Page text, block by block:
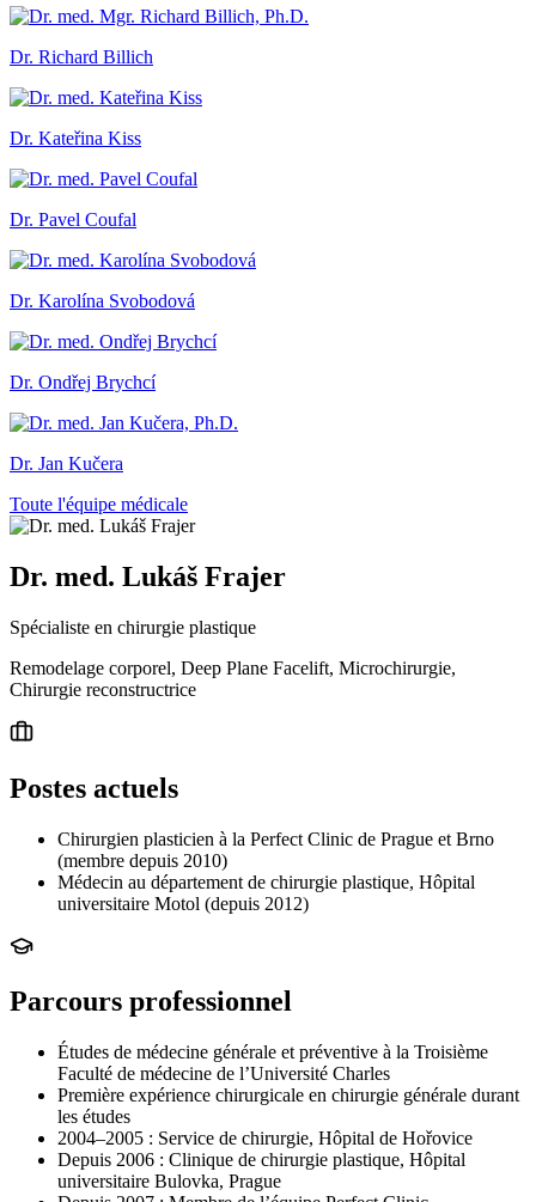
Dr. Richard Billich
Dr. Kateřina Kiss
Dr. Pavel Coufal
Dr. Karolína Svobodová
Dr. Ondřej Brychcí
Dr. Jan Kučera
Toute l'équipe médicale
Dr. med. Lukáš Frajer
Spécialiste en chirurgie plastique
Remodelage corporel, Deep Plane Facelift, Microchirurgie,
Chirurgie reconstructrice
Postes actuels
Chirurgien plasticien à la Perfect Clinic de Prague et Brno
(membre depuis 2010)
Médecin au département de chirurgie plastique, Hôpital
universitaire Motol (depuis 2012)
Parcours professionnel
Études de médecine générale et préventive à la Troisième
Faculté de médecine de l’Université Charles
Première expérience chirurgicale en chirurgie générale durant
les études
2004–2005 : Service de chirurgie, Hôpital de Hořovice
Depuis 2006 : Clinique de chirurgie plastique, Hôpital
universitaire Bulovka, Prague